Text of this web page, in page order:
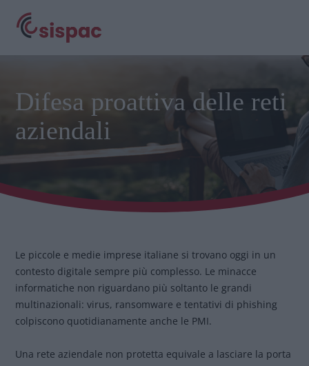
Difesa proattiva delle reti
aziendali
Le piccole e medie imprese italiane si trovano oggi in un
contesto digitale sempre più complesso. Le minacce
informatiche non riguardano più soltanto le grandi
multinazionali: virus, ransomware e tentativi di phishing
colpiscono quotidianamente anche le PMI.
Una rete aziendale non protetta equivale a lasciare la porta